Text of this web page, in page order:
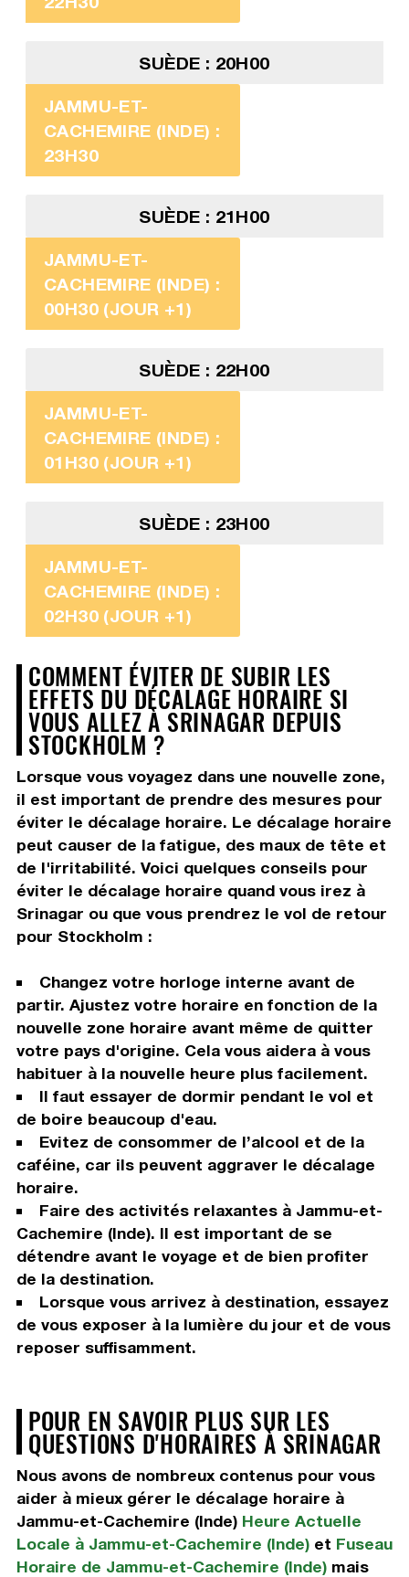
SUÈDE : 20H00
JAMMU-ET-
CACHEMIRE (INDE) :
23H30
SUÈDE : 21H00
JAMMU-ET-
CACHEMIRE (INDE) :
00H30 (JOUR +1)
SUÈDE : 22H00
JAMMU-ET-
CACHEMIRE (INDE) :
01H30 (JOUR +1)
SUÈDE : 23H00
JAMMU-ET-
CACHEMIRE (INDE) :
02H30 (JOUR +1)
COMMENT ÉVITER DE SUBIR LES
EFFETS DU DÉCALAGE HORAIRE SI
VOUS ALLEZ À SRINAGAR DEPUIS
STOCKHOLM ?
Lorsque vous voyagez dans une nouvelle zone,
il est important de prendre des mesures pour
éviter le décalage horaire. Le décalage horaire
peut causer de la fatigue, des maux de tête et
de l'irritabilité. Voici quelques conseils pour
éviter le décalage horaire quand vous irez à
Srinagar ou que vous prendrez le vol de retour
pour Stockholm :
Changez votre horloge interne avant de
partir. Ajustez votre horaire en fonction de la
nouvelle zone horaire avant même de quitter
votre pays d'origine. Cela vous aidera à vous
habituer à la nouvelle heure plus facilement.
Il faut essayer de dormir pendant le vol et
de boire beaucoup d'eau.
Evitez de consommer de l’alcool et de la
caféine, car ils peuvent aggraver le décalage
horaire.
Faire des activités relaxantes à Jammu-et-
Cachemire (Inde). Il est important de se
détendre avant le voyage et de bien profiter
de la destination.
Lorsque vous arrivez à destination, essayez
de vous exposer à la lumière du jour et de vous
reposer suffisamment.
POUR EN SAVOIR PLUS SUR LES
QUESTIONS D'HORAIRES À SRINAGAR
Nous avons de nombreux contenus pour vous
aider à mieux gérer le décalage horaire à
Jammu-et-Cachemire (Inde) Heure Actuelle
Locale à Jammu-et-Cachemire (Inde)et Fuseau
Horaire de Jammu-et-Cachemire (Inde)mais